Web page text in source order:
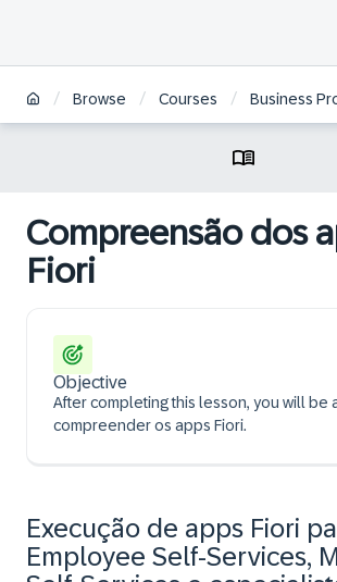
/ Browse / Courses / Business Processes
Compreensão dos
Fiori
Objective
After completing this lesson, you will be
compreender os apps Fiori.
Execução de apps Fiori
Employee Self-Services,